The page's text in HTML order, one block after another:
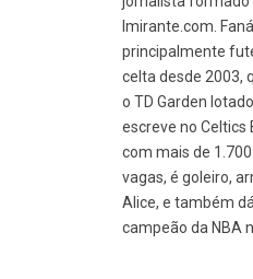
Imirante.com.
principalmente
celta desde 2003,
o TD Garden
escreve no Celtics
com mais de
vagas, é goleiro,
Alice, e também
campeão da NBA